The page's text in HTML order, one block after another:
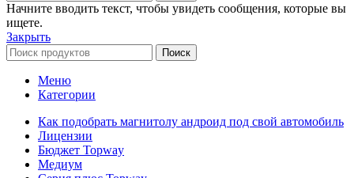
Начните вводить текст, чтобы увидеть сообщения, которые вы
ищете.
Закрыть
Поиск
Меню
Категории
Как подобрать магнитолу андроид под свой автомобиль
Лицензии
Бюджет Topway
Медиум